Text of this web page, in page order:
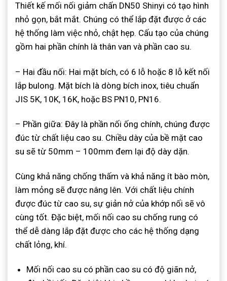
Thiết kế mối nối giảm chấn DN50 Shinyi có tạo hình
nhỏ gọn, bắt mắt. Chúng có thể lắp đặt được ở các
hệ thống làm việc nhỏ, chật hẹp. Cấu tạo của chúng
gồm hai phần chính là thân van và phần cao su.
– Hai đầu nối: Hai mặt bích, có 6 lỗ hoặc 8 lỗ kết nối
lắp bulong. Mặt bích là dòng bích inox, tiêu chuẩn
JIS 5K, 10K, 16K, hoặc BS PN10, PN16.
– Phần giữa: Đây là phần nối ống chính, chúng được
đúc từ chất liệu cao su. Chiều dày của bề mặt cao
su sẽ từ 50mm – 100mm đem lại độ dày dặn.
Cùng khả năng chống thấm và khả năng ít bào mòn,
làm mỏng sẽ được nâng lên. Với chất liệu chính
được đúc từ cao su, sự giản nở của khớp nối sẽ vô
cùng tốt. Đặc biệt, mối nối cao su chống rung có
thể dễ dàng lắp đặt được cho các hệ thống dạng
chất lỏng, khí.
Mối nối cao su có phần cao su có độ giãn nở,